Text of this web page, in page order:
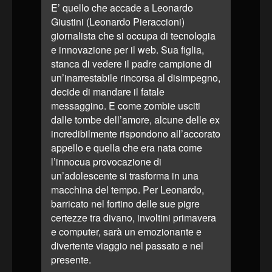
E’ quello che accade a Leonardo
Giustini (Leonardo Pieraccioni)
giornalista che si occupa di tecnologia
e innovazione per il web. Sua figlia,
stanca di vedere il padre campione di
un’inarrestabile rincorsa al disimpegno,
decide di mandare il fatale
messaggino. E come zombie usciti
dalle tombe dell’amore, alcune delle ex
incredibilmente rispondono all’accorato
appello e quella che era nata come
l’innocua provocazione di
un’adolescente si trasforma in una
macchina del tempo. Per Leonardo,
barricato nel fortino delle sue pigre
certezze tra divano, involtini primavera
e computer, sarà un emozionante e
divertente viaggio nel passato e nel
presente.